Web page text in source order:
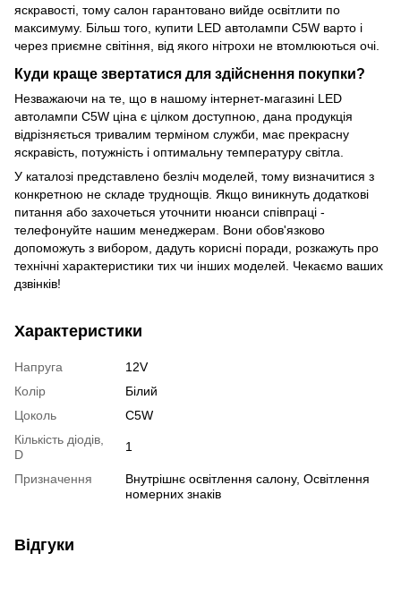
яскравості, тому салон гарантовано вийде освітлити по
максимуму. Більш того, купити LED автолампи C5W варто і
через приємне світіння, від якого нітрохи не втомлюються очі.
Куди краще звертатися для здійснення покупки?
Незважаючи на те, що в нашому інтернет-магазині LED
автолампи C5W ціна є цілком доступною, дана продукція
відрізняється тривалим терміном служби, має прекрасну
яскравість, потужність і оптимальну температуру світла.
У каталозі представлено безліч моделей, тому визначитися з
конкретною не складе труднощів. Якщо виникнуть додаткові
питання або захочеться уточнити нюанси співпраці -
телефонуйте нашим менеджерам. Вони обов'язково
допоможуть з вибором, дадуть корисні поради, розкажуть про
технічні характеристики тих чи інших моделей. Чекаємо ваших
дзвінків!
Характеристики
Напруга
12V
Колір
Білий
Цоколь
C5W
Кількість діодів,
D
1
Призначення
Внутрішнє освітлення салону, Освітлення
номерних знаків
Відгуки